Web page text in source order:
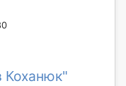
Коханюк"